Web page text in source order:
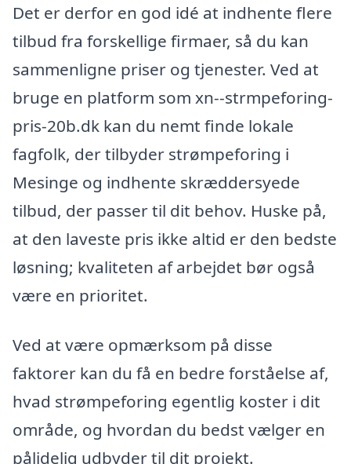
Det er derfor en god idé at indhente flere
tilbud fra forskellige firmaer, så du kan
sammenligne priser og tjenester. Ved at
bruge en platform som xn--strmpeforing-
pris-20b.dk kan du nemt finde lokale
fagfolk, der tilbyder strømpeforing i
Mesinge og indhente skræddersyede
tilbud, der passer til dit behov. Huske på,
at den laveste pris ikke altid er den bedste
løsning; kvaliteten af arbejdet bør også
være en prioritet.
Ved at være opmærksom på disse
faktorer kan du få en bedre forståelse af,
hvad strømpeforing egentlig koster i dit
område, og hvordan du bedst vælger en
pålidelig udbyder til dit projekt.